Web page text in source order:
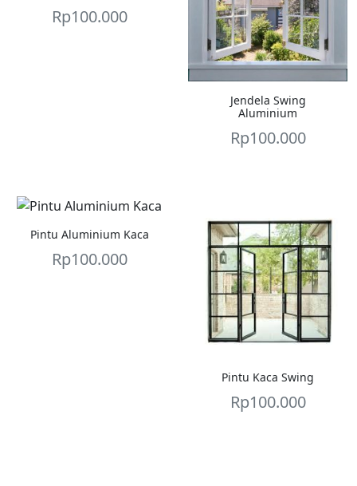
Rp100.000
Jendela Swing
Aluminium
Rp100.000
Pintu Aluminium Kaca
Rp100.000
Pintu Kaca Swing
Rp100.000